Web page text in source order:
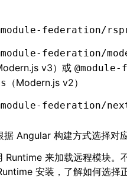
federation/
federation/
v3）或
（Modern.js v2）
federation/
据 Angular 构建方式选择对
Runtime 来加载远程模块。
安装 ，了解如何选择